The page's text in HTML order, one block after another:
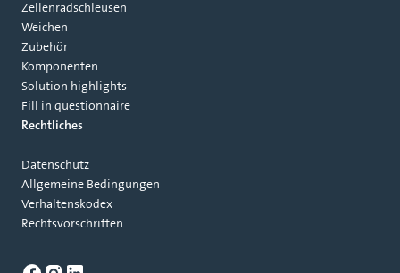
Zellenradschleusen
Weichen
Zubehör
Komponenten
Solution highlights
Fill in questionnaire
Rechtliches
Datenschutz
Allgemeine Bedingungen
Verhaltenskodex
Rechtsvorschriften